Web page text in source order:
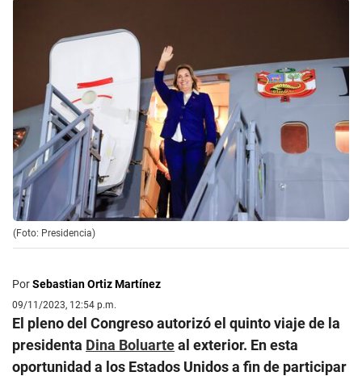
(Foto: Presidencia)
PorSebastian Ortiz Martínez
09/11/2023, 12:54 p.m.
El pleno del Congreso autorizó el quinto viaje de la
presidenta Dina Boluarteal exterior. En esta
oportunidad a los Estados Unidos a fin de participar